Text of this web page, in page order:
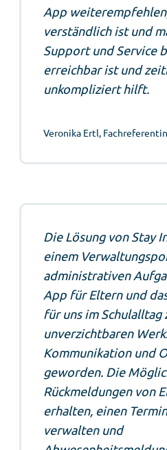
App
verständlich ist und
Support und Service
erreichbar ist und
unkompliziert hilft.
Veronika Ertl,
Die Lösung von Stay
einem
administrativen
App für Eltern und
für uns im Schulalltag
unverzichtbaren
Kommunikation und
geworden. Die
Rückmeldungen von
erhalten, einen
verwalten und